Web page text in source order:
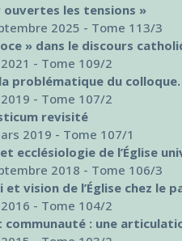
ouvertes les tensions »
2025 - Tome 113/3
» dans le discours
- Tome 109/2
problématique du
- Tome 107/2
revisité
2019 - Tome 107/1
ecclésiologie de l’Église
2018 - Tome 106/3
et vision de l’Église chez le
- Tome 104/2
communauté : une